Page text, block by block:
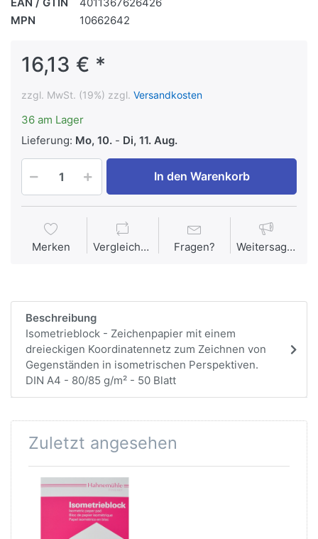
MPN
10662642
16,13 € *
zzgl. MwSt. (19%) zzgl. Versandkosten
36 am Lager
Lieferung: Mo, 10. - Di, 11. Aug.
In den Warenkorb
Merken Vergleichen Fragen? Weitersagen
Beschreibung
Isometrieblock - Zeichenpapier mit einem
dreieckigen Koordinatennetz zum Zeichnen von
Gegenständen in isometrischen Perspektiven.
DIN A4 - 80/85 g/m² - 50 Blatt
Zuletzt angesehen